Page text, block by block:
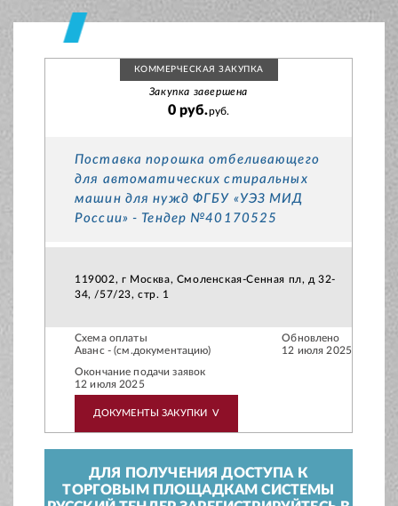
КОММЕРЧЕСКАЯ ЗАКУПКА
Закупка завершена
0 руб.руб.
Поставка порошка отбеливающего
для автоматических стиральных
машин для нужд ФГБУ «УЭЗ МИД
России» - Тендер №40170525
119002, г Москва, Смоленская-Сенная пл, д 32-
34, /57/23, стр. 1
Схема оплаты
Аванс - (см.документацию)
Обновлено
12 июля 2025
Окончание подачи заявок
12 июля 2025
ДОКУМЕНТЫ ЗАКУПКИ V
ДЛЯ ПОЛУЧЕНИЯ ДОСТУПА К
ТОРГОВЫМ ПЛОЩАДКАМ СИСТЕМЫ